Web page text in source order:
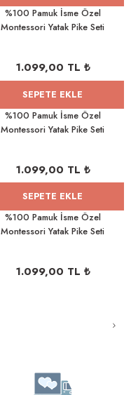
%100 Pamuk İsme Özel
Montessori Yatak Pike Seti
1.099,00 TL ₺
SEPETE EKLE
%100 Pamuk İsme Özel
Montessori Yatak Pike Seti
1.099,00 TL ₺
SEPETE EKLE
%100 Pamuk İsme Özel
Montessori Yatak Pike Seti
1.099,00 TL ₺